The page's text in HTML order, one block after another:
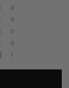
0
0
0
0
1